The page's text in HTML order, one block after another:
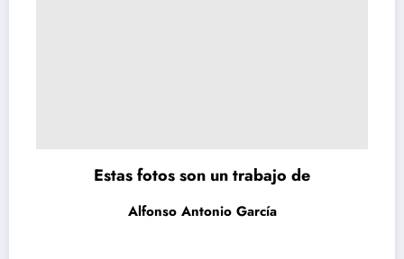
Estas fotos son un trabajo de
Alfonso Antonio García